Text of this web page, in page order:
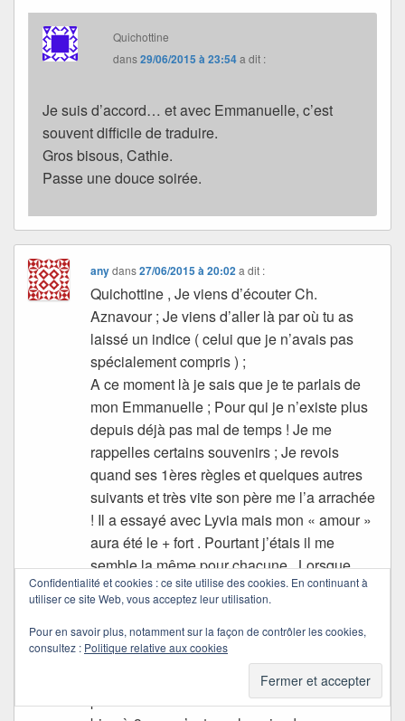
Quichottine
dans29/06/2015 à 23:54a dit :
Je suis d’accord… et avec Emmanuelle, c’est
souvent difficile de traduire.
Gros bisous, Cathie.
Passe une douce soirée.
anydans27/06/2015 à 20:02 a dit :
Quichottine , Je viens d’écouter Ch.
Aznavour ; Je viens d’aller là par où tu as
laissé un indice ( celui que je n’avais pas
spécialement compris ) ;
A ce moment là je sais que je te parlais de
mon Emmanuelle ; Pour qui je n’existe plus
depuis déjà pas mal de temps ! Je me
rappelles certains souvenirs ; Je revois
quand ses 1ères règles et quelques autres
suivants et très vite son père me l’a arrachée
! Il a essayé avec Lyvia mais mon « amour »
aura été le + fort . Pourtant j’étais il me
semble la même pour chacune . Lorsque
lyvia vien avec Eryne = j’ai envie de lui
poser des questions ! Mais je ne peux plus !
Déjà Lyvia m’a expliqué comment
Emmanuelle trouvais sa fille « mal élevée »
= tétue ; N’en faisant qu’à sa tête ! Elle n’a
pas 3 ans ! Non ! comme nous sommes si
Confidentialité et cookies : ce site utilise des cookies. En continuant à
utiliser ce site Web, vous acceptez leur utilisation.
Pour en savoir plus, notamment sur la façon de contrôler les cookies,
consultez : Politique relative aux cookies